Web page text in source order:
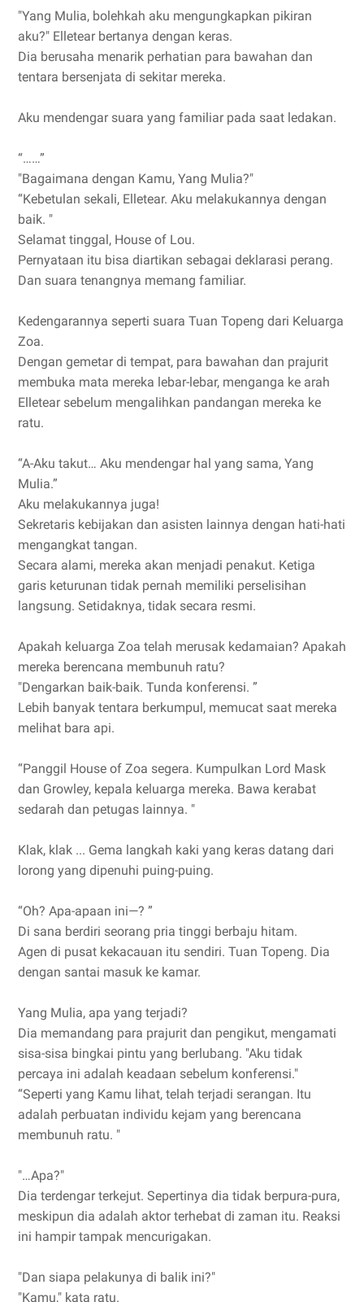
"Yang Mulia, bolehkah aku mengungkapkan pikiran
aku?" Elletear bertanya dengan keras.
Dia berusaha menarik perhatian para bawahan dan
tentara bersenjata di sekitar mereka.
Aku mendengar suara yang familiar pada saat ledakan.
“……”
"Bagaimana dengan Kamu, Yang Mulia?"
“Kebetulan sekali, Elletear. Aku melakukannya dengan
baik. "
Selamat tinggal, House of Lou.
Pernyataan itu bisa diartikan sebagai deklarasi perang.
Dan suara tenangnya memang familiar.
Kedengarannya seperti suara Tuan Topeng dari Keluarga
Zoa.
Dengan gemetar di tempat, para bawahan dan prajurit
membuka mata mereka lebar-lebar, menganga ke arah
Elletear sebelum mengalihkan pandangan mereka ke
ratu.
“A-Aku takut… Aku mendengar hal yang sama, Yang
Mulia.”
Aku melakukannya juga!
Sekretaris kebijakan dan asisten lainnya dengan hati-hati
mengangkat tangan.
Secara alami, mereka akan menjadi penakut. Ketiga
garis keturunan tidak pernah memiliki perselisihan
langsung. Setidaknya, tidak secara resmi.
Apakah keluarga Zoa telah merusak kedamaian? Apakah
mereka berencana membunuh ratu?
"Dengarkan baik-baik. Tunda konferensi. ”
Lebih banyak tentara berkumpul, memucat saat mereka
melihat bara api.
“Panggil House of Zoa segera. Kumpulkan Lord Mask
dan Growley, kepala keluarga mereka. Bawa kerabat
sedarah dan petugas lainnya. "
Klak, klak ... Gema langkah kaki yang keras datang dari
lorong yang dipenuhi puing-puing.
“Oh? Apa-apaan ini—? ”
Di sana berdiri seorang pria tinggi berbaju hitam.
Agen di pusat kekacauan itu sendiri. Tuan Topeng. Dia
dengan santai masuk ke kamar.
Yang Mulia, apa yang terjadi?
Dia memandang para prajurit dan pengikut, mengamati
sisa-sisa bingkai pintu yang berlubang. "Aku tidak
percaya ini adalah keadaan sebelum konferensi."
“Seperti yang Kamu lihat, telah terjadi serangan. Itu
adalah perbuatan individu kejam yang berencana
membunuh ratu. "
"…Apa?"
Dia terdengar terkejut. Sepertinya dia tidak berpura-pura,
meskipun dia adalah aktor terhebat di zaman itu. Reaksi
ini hampir tampak mencurigakan.
"Dan siapa pelakunya di balik ini?"
"Kamu," kata ratu.